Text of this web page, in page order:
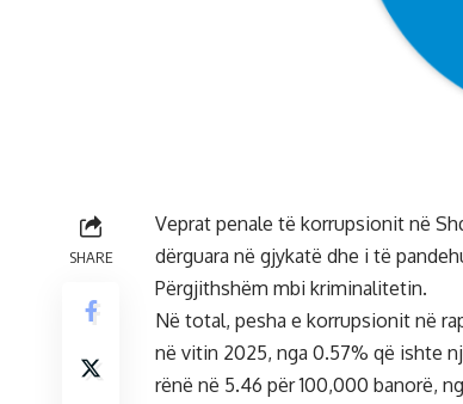
SHARE
Veprat penale të korrupsionit në
dërguara në gjykatë dhe i të
Përgjithshëm mbi kriminalitetin.
Në total, pesha e korrupsionit në
në vitin 2025, nga 0.57% që ishte
rënë në 5.46 për 100,000 banorë,